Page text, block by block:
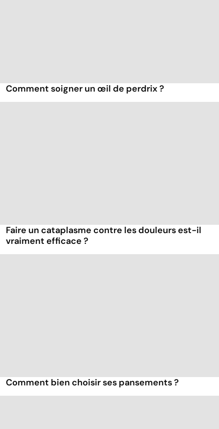
Comment soigner un œil de perdrix ?
Faire un cataplasme contre les douleurs est-il
vraiment efficace ?
Comment bien choisir ses pansements ?